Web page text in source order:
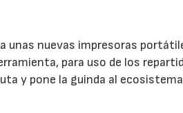
unas nuevas impresoras
para uso de los
y pone la guinda al